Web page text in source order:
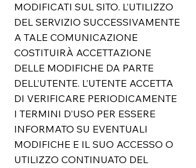
MODIFICATI SUL SITO. L’UTILIZZO
DEL SERVIZIO SUCCESSIVAMENTE
A TALE COMUNICAZIONE
COSTITUIRÀ ACCETTAZIONE
DELLE MODIFICHE DA PARTE
DELL’UTENTE. L’UTENTE ACCETTA
DI VERIFICARE PERIODICAMENTE
I TERMINI D’USO PER ESSERE
INFORMATO SU EVENTUALI
MODIFICHE E IL SUO ACCESSO O
UTILIZZO CONTINUATO DEL